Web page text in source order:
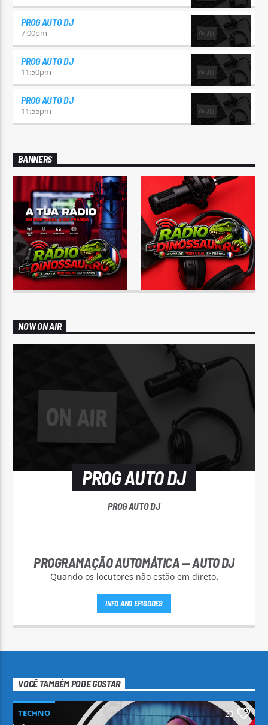
PROG AUTO DJ
7:00pm
PROG AUTO DJ
11:50pm
PROG AUTO DJ
11:55pm
BANNERS
NOW ON AIR
PROG AUTO DJ
PROG AUTO DJ
PROGRAMAÇÃO AUTOMÁTICA — AUTO DJ
Quando os locutores não estão em direto.
INFO AND EPISODES
VOCÊ TAMBÉM PODE GOSTAR
TECHNO 23